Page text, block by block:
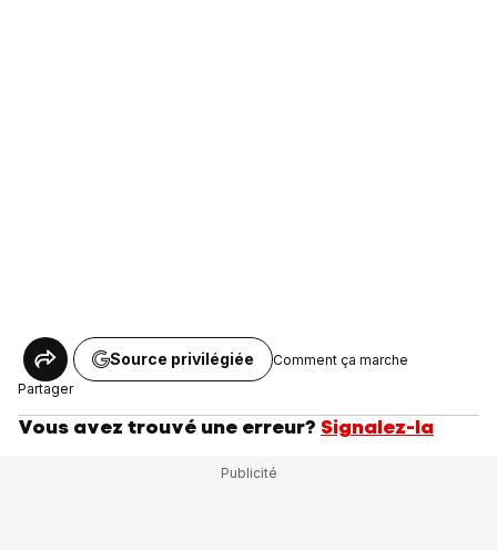
Partager
Source privilégiée Comment ça marche
Vous avez trouvé une erreur? Signalez-la